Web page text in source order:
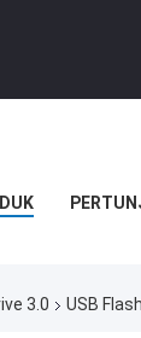
3.0 USB